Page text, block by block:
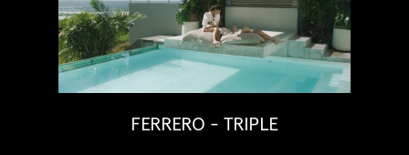
FERRERO - TRIPLE